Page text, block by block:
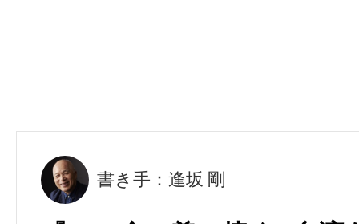
書き手：逢坂 剛